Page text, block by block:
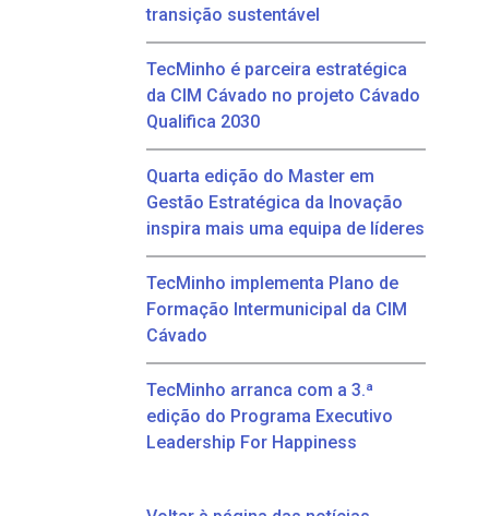
transição sustentável
TecMinho é parceira estratégica
da CIM Cávado no projeto Cávado
Qualifica 2030
Quarta edição do Master em
Gestão Estratégica da Inovação
inspira mais uma equipa de líderes
TecMinho implementa Plano de
Formação Intermunicipal da CIM
Cávado
TecMinho arranca com a 3.ª
edição do Programa Executivo
Leadership For Happiness